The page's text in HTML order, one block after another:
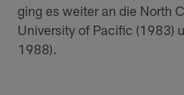
ging es weiter an die North
University of Pacific (1983)
1988).